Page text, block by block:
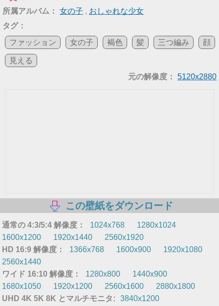
所属アルバム：
女の子 , おしゃれな少女
タグ：
ファッション
女の子 褐色 髪 三つ編み 顔
見える
元の解像度：
5120x2880
この壁紙をダウンロード
通常の 4:3/5:4 解像度： 1024x768
1280x1024
1600x1200
1920x1440
2560x1920
HD 16:9 解像度：
1366x768 1600x900
1920x1080
2560x1440
ワイド 16:10 解像度：
1280x800
1440x900
1680x1050
1920x1200 2560x1600
2880x1800
UHD 4K 5K 8K とマルチモニタ:
3840x1200